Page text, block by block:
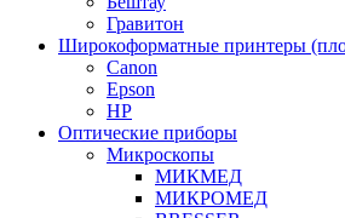
Гравитон
Широкоформатные принтеры
Canon
Epson
HP
Оптические приборы
Микроскопы
МИКМЕД
МИКРОМЕД